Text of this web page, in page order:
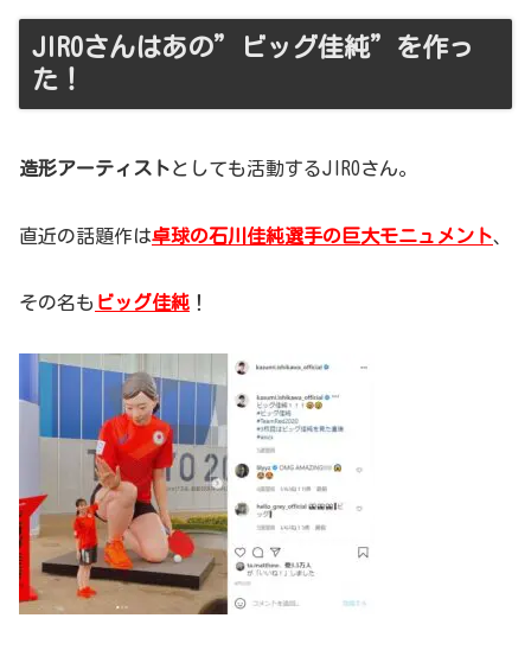
JIROさんはあの”ビッグ佳純”を作っ
た！
造形アーティストとしても活動するJIROさん。
直近の話題作は卓球の石川佳純選手の巨大モニュメント、
その名も ビッグ佳純 ！